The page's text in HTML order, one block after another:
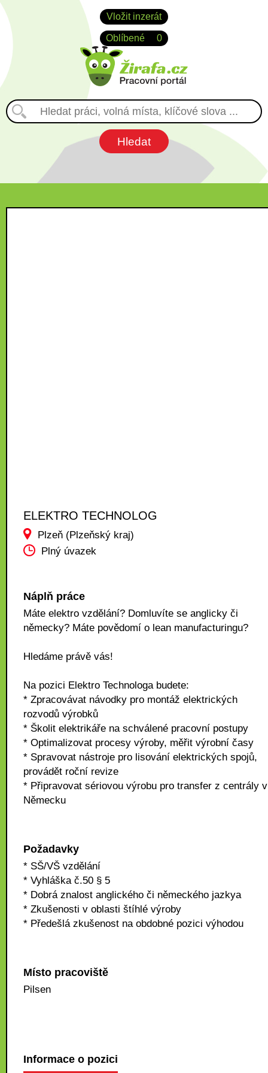
Vložit inzerát
Oblíbené 0
ELEKTRO TECHNOLOG
Plzeň (Plzeňský kraj)
Plný úvazek
Náplň práce
Máte elektro vzdělání? Domluvíte se anglicky či
německy? Máte povědomí o lean manufacturingu?
Hledáme právě vás!
Na pozici Elektro Technologa budete:
* Zpracovávat návodky pro montáž elektrických
rozvodů výrobků
* Školit elektrikáře na schválené pracovní postupy
* Optimalizovat procesy výroby, měřit výrobní časy
* Spravovat nástroje pro lisování elektrických spojů,
provádět roční revize
* Připravovat sériovou výrobu pro transfer z centrály v
Německu
Požadavky
* SŠ/VŠ vzdělání
* Vyhláška č.50 § 5
* Dobrá znalost anglického či německého jazkya
* Zkušenosti v oblasti štíhlé výroby
* Předešlá zkušenost na obdobné pozici výhodou
Místo pracoviště
Pilsen
Informace o pozici